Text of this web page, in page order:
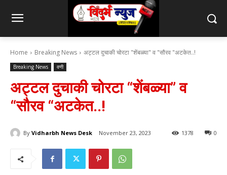
Home Breaking News अट्टल दुचाकी चोरटा "शेंबळ्या" व "सौरव "अटकेत..!
Breaking News वणी
अट्टल दुचाकी चोरटा “शेंबळ्या” व
“सौरव “अटकेत..!
By Vidharbh News Desk November 23, 2023 0
1378